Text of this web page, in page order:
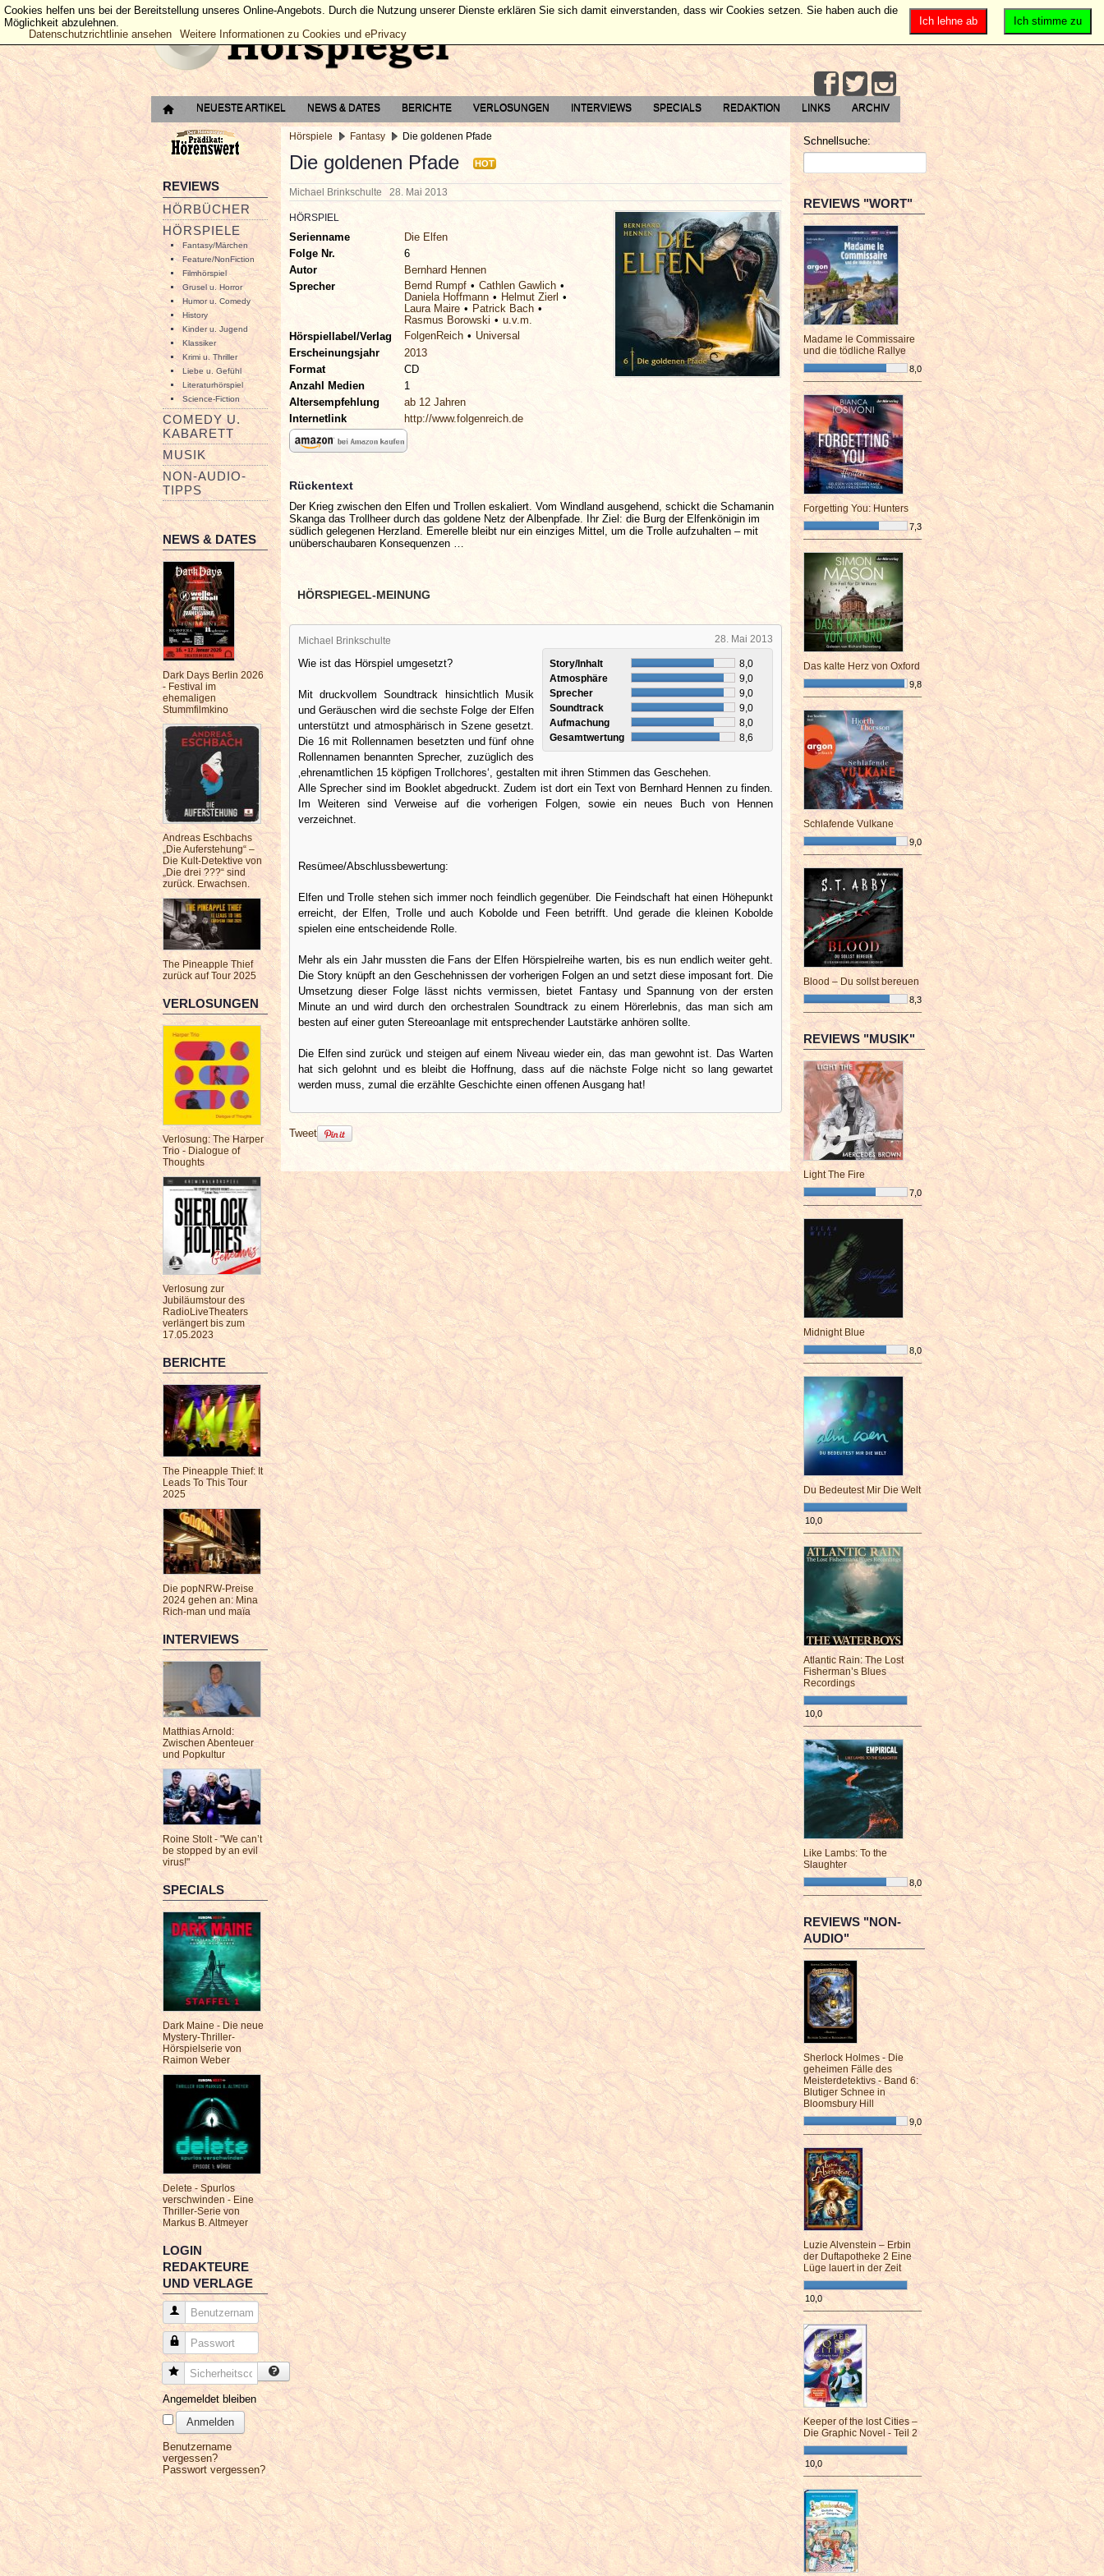
NEUESTE ARTIKEL NEWS & DATES BERICHTE VERLOSUNGEN INTERVIEWS SPECIALS REDAKTION LINKS ARCHIV
REVIEWS
HÖRBÜCHER
HÖRSPIELE
Fantasy/Märchen
Feature/NonFiction
Filmhörspiel
Grusel u. Horror
Humor u. Comedy
History
Kinder u. Jugend
Klassiker
Krimi u. Thriller
Liebe u. Gefühl
Literaturhörspiel
Science-Fiction
COMEDY U.
KABARETT
MUSIK
NON-AUDIO-
TIPPS
NEWS & DATES
Dark Days Berlin 2026
- Festival im
ehemaligen
Stummfilmkino
Andreas Eschbachs
„Die Auferstehung“ –
Die Kult-Detektive von
„Die drei ???“ sind
zurück. Erwachsen.
The Pineapple Thief
zurück auf Tour 2025
VERLOSUNGEN
Verlosung: The Harper
Trio - Dialogue of
Thoughts
Verlosung zur
Jubiläumstour des
RadioLiveTheaters
verlängert bis zum
17.05.2023
BERICHTE
The Pineapple Thief: It
Leads To This Tour
2025
Die popNRW-Preise
2024 gehen an: Mina
Rich-man und maïa
INTERVIEWS
Matthias Arnold:
Zwischen Abenteuer
und Popkultur
Roine Stolt - "We can’t
be stopped by an evil
virus!"
SPECIALS
Dark Maine - Die neue
Mystery-Thriller-
Hörspielserie von
Raimon Weber
Delete - Spurlos
verschwinden - Eine
Thriller-Serie von
Markus B. Altmeyer
LOGIN
REDAKTEURE
UND VERLAGE
Benutzername
Passwort
Sicherheitscode
Angemeldet bleiben
Anmelden
Benutzername
vergessen?
Passwort vergessen?
Hörspiele Fantasy Die goldenen Pfade
Die goldenen Pfade HOT
Michael Brinkschulte 28. Mai 2013
HÖRSPIEL
Serienname
Die Elfen
Folge Nr.
6
Autor
Bernhard Hennen
Sprecher
Bernd Rumpf
Cathlen Gawlich
Daniela Hoffmann
Helmut Zierl
Laura Maire
Patrick Bach
Rasmus Borowski
u.v.m.
Hörspiellabel/Verlag
FolgenReich
Universal
Erscheinungsjahr
2013
Format
CD
Anzahl Medien
1
Altersempfehlung
ab 12 Jahren
Internetlink
http://www.folgenreich.de
Rückentext
Der Krieg zwischen den Elfen und Trollen eskaliert. Vom Windland ausgehend, schickt die Schamanin
Skanga das Trollheer durch das goldene Netz der Albenpfade. Ihr Ziel: die Burg der Elfenkönigin im
südlich gelegenen Herzland. Emerelle bleibt nur ein einziges Mittel, um die Trolle aufzuhalten – mit
unüberschaubaren Konsequenzen …
HÖRSPIEGEL-MEINUNG
28. Mai 2013
Michael Brinkschulte
Story/Inhalt
8,0
Atmosphäre
9,0
Sprecher
9,0
Soundtrack
9,0
Aufmachung
8,0
Gesamtwertung
8,6
Wie ist das Hörspiel umgesetzt?
Mit druckvollem Soundtrack hinsichtlich Musik
und Geräuschen wird die sechste Folge der Elfen
unterstützt und atmosphärisch in Szene gesetzt.
Die 16 mit Rollennamen besetzten und fünf ohne
Rollennamen benannten Sprecher, zuzüglich des
‚ehrenamtlichen 15 köpfigen Trollchores‘, gestalten mit ihren Stimmen das Geschehen.
Alle Sprecher sind im Booklet abgedruckt. Zudem ist dort ein Text von Bernhard Hennen zu finden.
Im Weiteren sind Verweise auf die vorherigen Folgen, sowie ein neues Buch von Hennen
verzeichnet.
Resümee/Abschlussbewertung:
Elfen und Trolle stehen sich immer noch feindlich gegenüber. Die Feindschaft hat einen Höhepunkt
erreicht, der Elfen, Trolle und auch Kobolde und Feen betrifft. Und gerade die kleinen Kobolde
spielen eine entscheidende Rolle.
Mehr als ein Jahr mussten die Fans der Elfen Hörspielreihe warten, bis es nun endlich weiter geht.
Die Story knüpft an den Geschehnissen der vorherigen Folgen an und setzt diese imposant fort. Die
Umsetzung dieser Folge lässt nichts vermissen, bietet Fantasy und Spannung von der ersten
Minute an und wird durch den orchestralen Soundtrack zu einem Hörerlebnis, das man sich am
besten auf einer guten Stereoanlage mit entsprechender Lautstärke anhören sollte.
Die Elfen sind zurück und steigen auf einem Niveau wieder ein, das man gewohnt ist. Das Warten
hat sich gelohnt und es bleibt die Hoffnung, dass auf die nächste Folge nicht so lang gewartet
werden muss, zumal die erzählte Geschichte einen offenen Ausgang hat!
Tweet
Schnellsuche:
REVIEWS "WORT"
Madame le Commissaire
und die tödliche Rallye
8,0
¯¯¯¯¯¯¯¯¯¯¯¯¯¯¯¯¯¯¯¯¯¯¯¯
Forgetting You: Hunters
7,3
¯¯¯¯¯¯¯¯¯¯¯¯¯¯¯¯¯¯¯¯¯¯¯¯
Das kalte Herz von Oxford
9,8
¯¯¯¯¯¯¯¯¯¯¯¯¯¯¯¯¯¯¯¯¯¯¯¯
Schlafende Vulkane
9,0
¯¯¯¯¯¯¯¯¯¯¯¯¯¯¯¯¯¯¯¯¯¯¯¯
Blood – Du sollst bereuen
8,3
¯¯¯¯¯¯¯¯¯¯¯¯¯¯¯¯¯¯¯¯¯¯¯¯
REVIEWS "MUSIK"
Light The Fire
7,0
¯¯¯¯¯¯¯¯¯¯¯¯¯¯¯¯¯¯¯¯¯¯¯¯
Midnight Blue
8,0
¯¯¯¯¯¯¯¯¯¯¯¯¯¯¯¯¯¯¯¯¯¯¯¯
Du Bedeutest Mir Die Welt
10,0
¯¯¯¯¯¯¯¯¯¯¯¯¯¯¯¯¯¯¯¯¯¯¯¯
Atlantic Rain: The Lost
Fisherman’s Blues
Recordings
10,0
¯¯¯¯¯¯¯¯¯¯¯¯¯¯¯¯¯¯¯¯¯¯¯¯
Like Lambs: To the
Slaughter
8,0
¯¯¯¯¯¯¯¯¯¯¯¯¯¯¯¯¯¯¯¯¯¯¯¯
REVIEWS "NON-
AUDIO"
Sherlock Holmes - Die
geheimen Fälle des
Meisterdetektivs - Band 6:
Blutiger Schnee in
Bloomsbury Hill
9,0
¯¯¯¯¯¯¯¯¯¯¯¯¯¯¯¯¯¯¯¯¯¯¯¯
Luzie Alvenstein – Erbin
der Duftapotheke 2 Eine
Lüge lauert in der Zeit
10,0
¯¯¯¯¯¯¯¯¯¯¯¯¯¯¯¯¯¯¯¯¯¯¯¯
Keeper of the lost Cities –
Die Graphic Novel - Teil 2
10,0
¯¯¯¯¯¯¯¯¯¯¯¯¯¯¯¯¯¯¯¯¯¯¯¯
Ich stimme zu
Ich lehne ab
Cookies helfen uns bei der Bereitstellung unseres Online-Angebots. Durch die Nutzung unserer Dienste erklären Sie sich damit einverstanden, dass wir Cookies setzen. Sie haben auch die
Möglichkeit abzulehnen.
Datenschutzrichtlinie ansehen
Weitere Informationen zu Cookies und ePrivacy